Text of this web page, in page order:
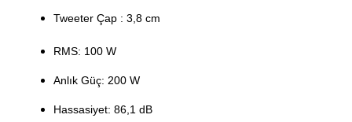
Tweeter Çap : 3,8 cm
RMS: 100 W
Anlık Güç: 200 W
Hassasiyet: 86,1 dB